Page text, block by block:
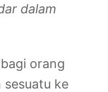
dalam
orang
sesuatu ke